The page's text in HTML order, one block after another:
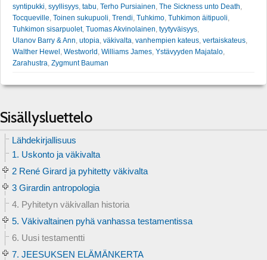
syntipukki, syyllisyys, tabu, Terho Pursiainen, The Sickness unto Death,
Tocqueville, Toinen sukupuoli, Trendi, Tuhkimo, Tuhkimon äitipuoli,
Tuhkimon sisarpuolet, Tuomas Akvinolainen, tyytyväisyys,
Ulanov Barry & Ann, utopia, väkivalta, vanhempien kateus, vertaiskateus,
Walther Hewel , Westworld , Williams James, Ystävyyden Majatalo,
Zarahustra, Zygmunt Bauman
Sisällysluettelo
Lähdekirjallisuus
1. Uskonto ja väkivalta
2 René Girard ja pyhitetty väkivalta
3 Girardin antropologia
4. Pyhitetyn väkivallan historia
5. Väkivaltainen pyhä vanhassa testamentissa
6. Uusi testamentti
7. JEESUKSEN ELÄMÄNKERTA